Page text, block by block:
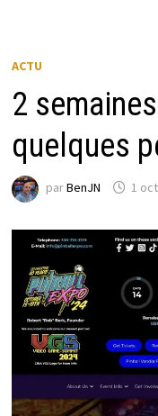
ACTU
2
quelques
parBenJN 1